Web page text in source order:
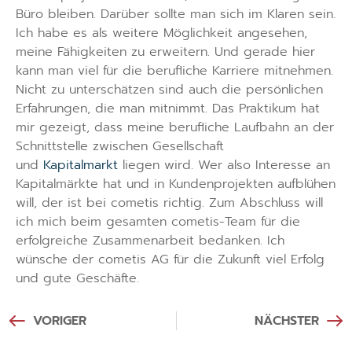
Büro bleiben. Darüber sollte man sich im Klaren sein.
Ich habe es als weitere Möglichkeit angesehen,
meine Fähigkeiten zu erweitern. Und gerade hier
kann man viel für die berufliche Karriere mitnehmen.
Nicht zu unterschätzen sind auch die persönlichen
Erfahrungen, die man mitnimmt. Das Praktikum hat
mir gezeigt, dass meine berufliche Laufbahn an der
Schnittstelle zwischen Gesellschaft
und Kapitalmarkt liegen wird. Wer also Interesse an
Kapitalmärkte hat und in Kundenprojekten aufblühen
will, der ist bei cometis richtig. Zum Abschluss will
ich mich beim gesamten cometis-Team für die
erfolgreiche Zusammenarbeit bedanken. Ich
wünsche der cometis AG für die Zukunft viel Erfolg
und gute Geschäfte.
VORIGER NÄCHSTER